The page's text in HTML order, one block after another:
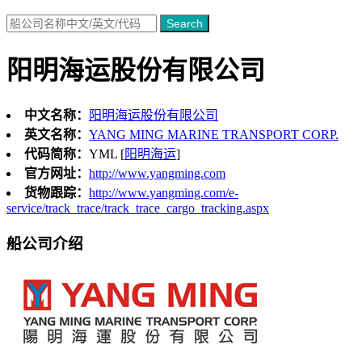
Search
阳明海运股份有限公司
中文名称：
阳明海运股份有限公司
英文名称： YANG MING MARINE TRANSPORT CORP.
代码简称： YML [阳明海运]
官方网址： http://www.yangming.com
货物跟踪： http://www.yangming.com/e-
service/track_trace/track_trace_cargo_tracking.aspx
船公司介绍